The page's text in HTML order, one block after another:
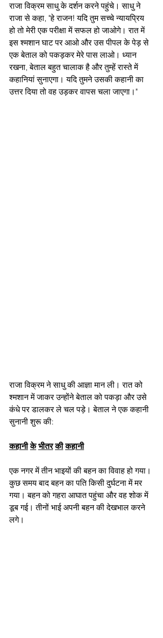
राजा विक्रम साधु के दर्शन करने पहुंचे। साधु ने
राजा से कहा, "हे राजन! यदि तुम सच्चे न्यायप्रिय
हो तो मेरी एक परीक्षा में सफल हो जाओगे। रात में
इस श्मशान घाट पर आओ और उस पीपल के पेड़ से
एक बेताल को पकड़कर मेरे पास लाओ। ध्यान
रखना, बेताल बहुत चालाक है और तुम्हें रास्ते में
कहानियां सुनाएगा। यदि तुमने उसकी कहानी का
उत्तर दिया तो वह उड़कर वापस चला जाएगा।"
राजा विक्रम ने साधु की आज्ञा मान ली। रात को
श्मशान में जाकर उन्होंने बेताल को पकड़ा और उसे
कंधे पर डालकर ले चल पड़े। बेताल ने एक कहानी
सुनानी शुरू की:
कहानी के भीतर की कहानी
एक नगर में तीन भाइयों की बहन का विवाह हो गया।
कुछ समय बाद बहन का पति किसी दुर्घटना में मर
गया। बहन को गहरा आघात पहुंचा और वह शोक में
डूब गई। तीनों भाई अपनी बहन की देखभाल करने
लगे।